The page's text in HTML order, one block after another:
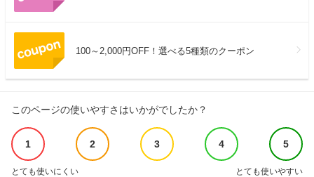
100～2,000円OFF！選べる5種類のクーポン
このページの使いやすさはいかがでしたか？
1 2 3 4 5
とても使いにくい とても使いやすい